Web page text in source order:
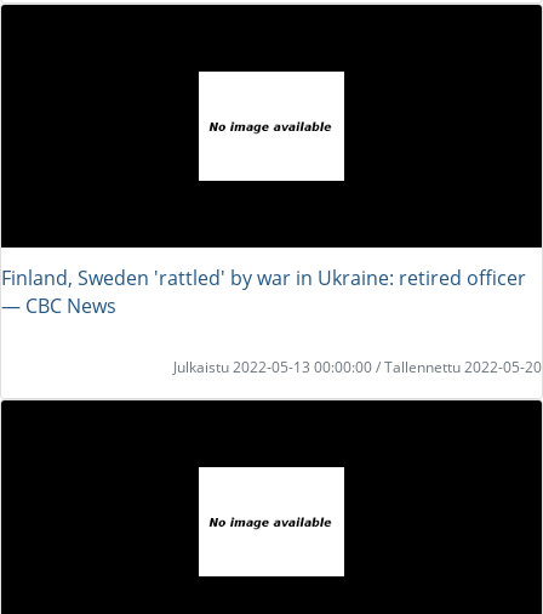
Finland, Sweden 'rattled' by war in Ukraine: retired officer
― CBC News
Julkaistu 2022-05-13 00:00:00 / Tallennettu 2022-05-20